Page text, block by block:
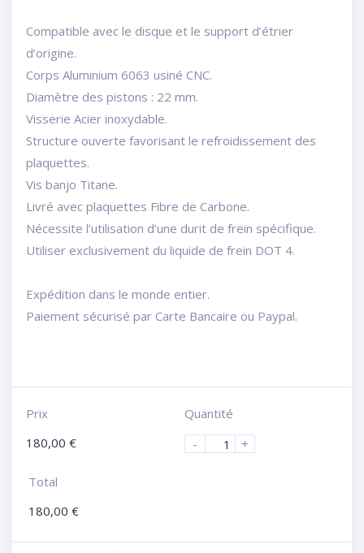
Compatible avec le disque et le support d’étrier
d’origine.
Corps Aluminium 6063 usiné CNC.
Diamètre des pistons : 22 mm.
Visserie Acier inoxydable.
Structure ouverte favorisant le refroidissement des
plaquettes.
Vis banjo Titane.
Livré avec plaquettes Fibre de Carbone.
Nécessite l’utilisation d’une durit de frein spécifique.
Utiliser exclusivement du liquide de frein DOT 4.
Expédition dans le monde entier.
Paiement sécurisé par Carte Bancaire ou Paypal.
Prix
180,00 €
Quantité
-
+
Total
180,00 €